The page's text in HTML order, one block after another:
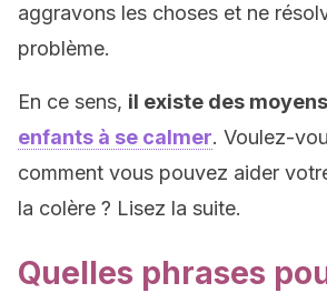
aggravons les choses et ne
problème.
En ce sens, il existe des
enfants à se calmer. Voulez-
comment vous pouvez aider
la colère ? Lisez la suite.
Quelles phrases